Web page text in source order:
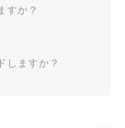
すか？
しますか？